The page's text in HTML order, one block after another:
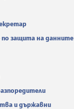
защита на данните
и държавни